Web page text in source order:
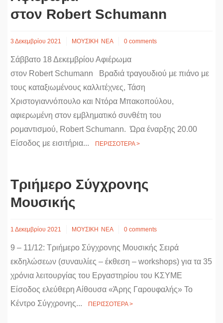
στον Robert Schumann
3 Δεκεμβρίου 2021 ΜΟΥΣΙΚΗ ΝΕΑ 0 comments
Σάββατο 18 Δεκεμβρίου Αφιέρωμα
στον Robert Schumann Βραδιά τραγουδιού με πιάνο με
τους καταξιωμένους καλλιτέχνες, Τάση
Χριστογιαννόπουλο και Ντόρα Μπακοπούλου,
αφιερωμένη στον εμβληματικό συνθέτη του
ρομαντισμού, Robert Schumann. Ώρα έναρξης 20.00
Είσοδος με εισιτήρια...
ΠΕΡΙΣΣΟΤΕΡΑ >
Τριήμερο Σύγχρονης
Μουσικής
1 Δεκεμβρίου 2021 ΜΟΥΣΙΚΗ ΝΕΑ 0 comments
9 – 11/12: Τριήμερο Σύγχρονης Μουσικής Σειρά
εκδηλώσεων (συναυλίες – έκθεση – workshops) για τα 35
χρόνια λειτουργίας του Εργαστηρίου του ΚΣΥΜΕ
Είσοδος ελεύθερη Αίθουσα «Άρης Γαρουφαλής» Το
Κέντρο Σύγχρονης...
ΠΕΡΙΣΣΟΤΕΡΑ >